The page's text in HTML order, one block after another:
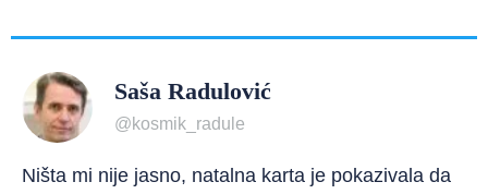
Saša Radulović
@kosmik_radule
Ništa mi nije jasno, natalna karta je pokazivala da